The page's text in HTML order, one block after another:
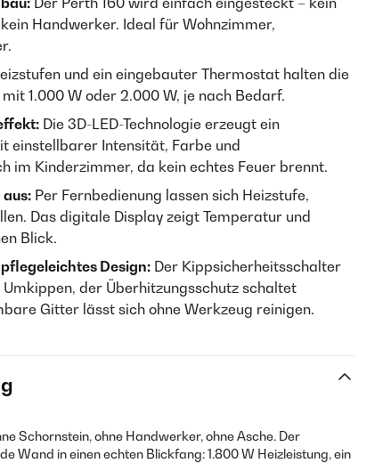
Handwerker. Ideal für Wohnzimmer,
und ein eingebauter Thermostat halten die
1.000 W oder 2.000 W, je nach Bedarf.
Die 3D-LED-Technologie erzeugt ein
einstellbarer Intensität, Farbe und
im Kinderzimmer, da kein echtes Feuer brennt.
Per Fernbedienung lassen sich Heizstufe,
Das digitale Display zeigt Temperatur und
Blick.
Design: Der Kippsicherheitsschalter
der Überhitzungsschutz schaltet
Gitter lässt sich ohne Werkzeug reinigen.
Schornstein, ohne Handwerker, ohne Asche. Der
Wand in einen echten Blickfang: 1.800 W Heizleistung, ein